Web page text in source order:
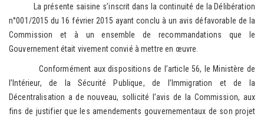
La présente saisine s’inscrit dans la continuité de la Délibération
n°001/2015 du 16 février 2015 ayant conclu à un avis défavorable de la
Commission et à un ensemble de recommandations que le
Gouvernement était vivement convié à mettre en œuvre.
Conformément aux dispositions de l’article 56, le Ministère de
l’Intérieur, de la Sécurité Publique, de l’Immigration et de la
Décentralisation a de nouveau, sollicité l’avis de la Commission, aux
fins de justifier que les amendements gouvernementaux de son projet